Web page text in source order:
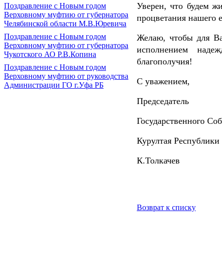
Поздравление с Новым годом
Верховному муфтию от губернатора
Челябинской области М.В.Юревича
Поздравление с Новым годом
Верховному муфтию от губернатора
Чукотского АО Р.В.Копина
Поздравление с Новым годом
Верховному муфтию от руководства
Администрации ГО г.Уфа РБ
Уверен, что будем
процветания нашего
Желаю, чтобы для
исполнением
благополучия!
С уважением,
Председатель
Государственного
Курултая
К.Толкачев
Возврат к списку